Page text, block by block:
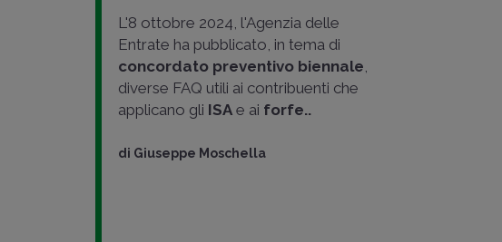
L'8 ottobre 2024, l'Agenzia delle
Entrate ha pubblicato, in tema di
concordato preventivo biennale,
diverse FAQ utili ai contribuenti che
applicano gli ISA e ai forfe..
di Giuseppe Moschella